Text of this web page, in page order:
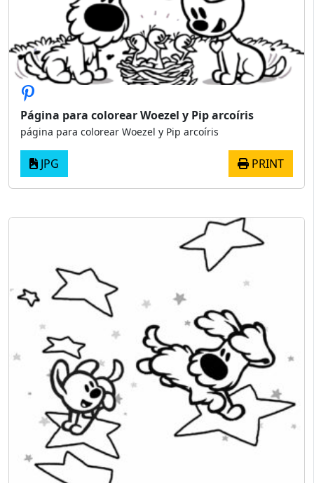
Página para colorear Woezel y Pip arcoíris
página para colorear Woezel y Pip arcoíris
JPG PRINT